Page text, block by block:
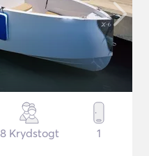
8 Krydstogt 1